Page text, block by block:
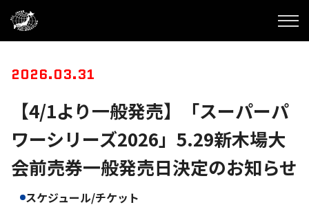
2026.03.31
【4/1より一般発売】「スーパーパ
ワーシリーズ2026」5.29新木場大
会前売券一般発売日決定のお知らせ
スケジュール/チケット